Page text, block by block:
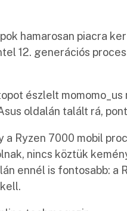
hamarosan piacra
12. generációs
észlelt
oldalán talált rá,
a Ryzen 7000 mobil
nincs köztük
ennél is fontosabb: